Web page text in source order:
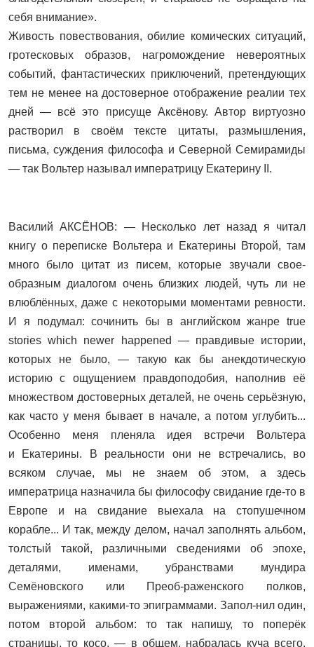
себя внимание».
Живость повествования, обилие комических ситуаций,
гротесковых образов, нагромождение невероятных
событий, фантастических приключений, претендующих
тем не менее на достоверное отображение реалии тех
дней — всё это присуще Аксёнову. Автор виртуозно
растворил в своём тексте цитаты, размышления,
письма, суждения философа и Северной Семирамиды
— так Вольтер называл императрицу Екатерину II.
Василий АКСЁНОВ: — Несколько лет назад я читал
книгу о переписке Вольтера и Екатерины Второй, там
много было цитат из писем, которые звучали свое­
образным диалогом очень близких людей, чуть ли не
влюблённых, даже с некоторыми моментами ревности.
И я подумал: сочинить бы в английском жанре true
stories which newer happened — правдивые истории,
которых не было, — такую как бы анекдотическую
историю с ощущением правдоподобия, наполнив её
множеством достоверных деталей, не очень серьёзную,
как часто у меня бывает в начале, а потом углубить...
Особенно меня пленяла идея встречи Вольтера
и Екатерины. В реальности они не встречались, во
всяком случае, мы не знаем об этом, а здесь
императрица назначила бы философу свидание где-то в
Европе и на свидание выехала на стопушечном
корабле... И так, между делом, начал заполнять альбом,
толстый такой, различными сведениями об эпохе,
деталями, именами, убранствами мундира
Семёновского или Преоб-раженского полков,
выражениями, какими-то эпиграммами. Запол-нил один,
потом второй альбом: то так напишу, то поперёк
страницы, то косо, — в общем, набралась куча всего.